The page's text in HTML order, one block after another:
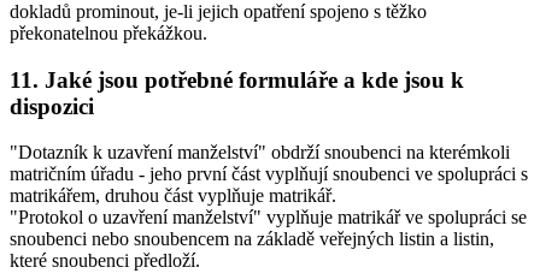
dokladů prominout, je-li jejich opatření spojeno s těžko
překonatelnou překážkou.
11. Jaké jsou potřebné formuláře a kde jsou k
dispozici
"Dotazník k uzavření manželství" obdrží snoubenci na kterémkoli
matričním úřadu - jeho první část vyplňují snoubenci ve spolupráci s
matrikářem, druhou část vyplňuje matrikář.
"Protokol o uzavření manželství" vyplňuje matrikář ve spolupráci se
snoubenci nebo snoubencem na základě veřejných listin a listin,
které snoubenci předloží.